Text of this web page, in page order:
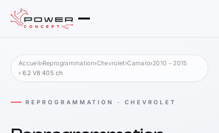
Accueil›Reprogrammation›Chevrolet›Camaro›2010 - 2015
› 6.2 V8 405 ch
REPROGRAMMATION · CHEVROLET